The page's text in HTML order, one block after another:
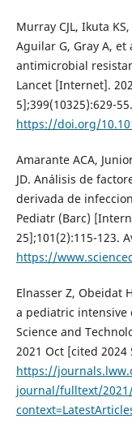
Murray CJL, Ikuta
Aguilar G, Gray A,
antimicrobial
Lancet [Internet].
5];399(10325):629-
https://doi.org/
Amarante ACA,
JD. Análisis de
derivada de
Pediatr (Barc)
25];101(2):115-123.
https://
Elnasser Z, Obeidat
a pediatric intensive
Science and
2021 Oct [cited 2024
https://
journal/fulltext/2021/